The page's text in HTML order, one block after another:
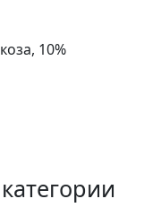
10%